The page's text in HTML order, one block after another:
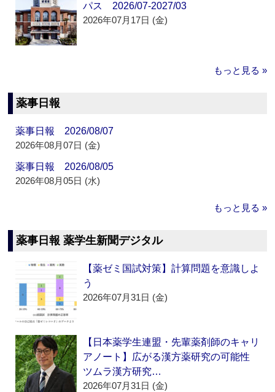
パス 2026/07-2027/03
2026年07月17日 (金)
もっと見る »
薬事日報
薬事日報 2026/08/07
2026年08月07日 (金)
薬事日報 2026/08/05
2026年08月05日 (水)
もっと見る »
薬事日報 薬学生新聞デジタル
【薬ゼミ国試対策】計算問題を意識しよ
う
2026年07月31日 (金)
【日本薬学生連盟・先輩薬剤師のキャリ
アノート】広がる漢方薬研究の可能性
ツムラ漢方研究…
2026年07月31日 (金)